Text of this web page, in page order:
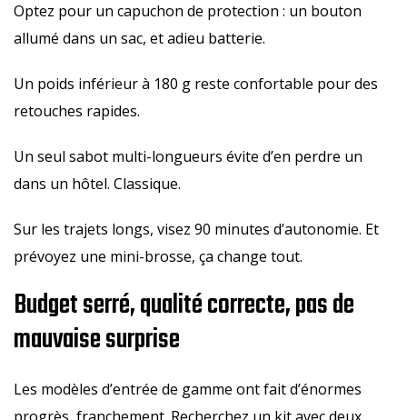
Optez pour un capuchon de protection : un bouton
allumé dans un sac, et adieu batterie.
Un poids inférieur à 180 g reste confortable pour des
retouches rapides.
Un seul sabot multi-longueurs évite d’en perdre un
dans un hôtel. Classique.
Sur les trajets longs, visez 90 minutes d’autonomie. Et
prévoyez une mini-brosse, ça change tout.
Budget serré, qualité correcte, pas de
mauvaise surprise
Les modèles d’entrée de gamme ont fait d’énormes